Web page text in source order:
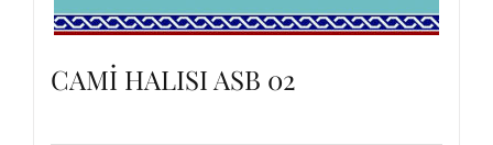
CAMİ HALISI ASB 02